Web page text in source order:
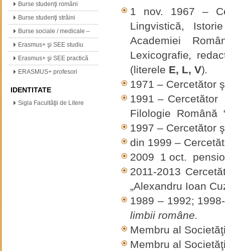
Burse studenţi români
Burse studenţi străini
Burse sociale / medicale –
info
Erasmus+ şi SEE studiu
Erasmus+ şi SEE practică
ERASMUS+ profesori
IDENTITATE
Sigla Facultăţii de Litere
1 nov. 1967 –
Lingvistică,
Academiei
Lexicografie,
(literele E, L, V).
1971 – Cercetător
1991 –
Filologie Română
1997 – Cercetător
din 1999 –
2009 1 oct.
2011-2013
„Alexandru Ioan
1989 – 1992;
limbii române.
Membru al
Membru al